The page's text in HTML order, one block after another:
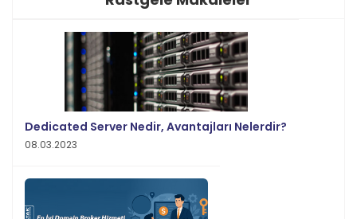
Dedicated Server Nedir, Avantajları Nelerdir?
08.03.2023